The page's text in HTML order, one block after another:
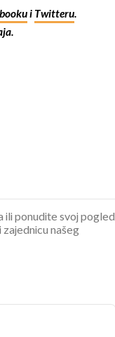
i Twitteru.
ili ponudite svoj pogled
našeg